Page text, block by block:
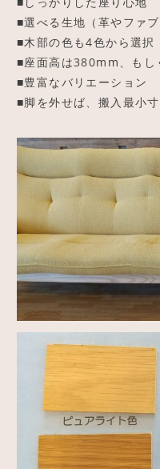
■選べる生地（革やファブ
■木部の色も4色から選択
■座面高は380mm、も
■豊富なバリエーション
■脚を外せば、搬入最小